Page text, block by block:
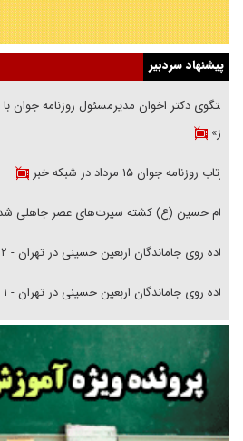
پیشنهاد سردبیر
گفتگوی دکتر اخوان مدیرمسئول روزنامه جوان با
هرمز»
بازتاب روزنامه جوان ۱۵ مرداد در شبکه خبر
امام حسین (ع) کشته سیرت‌های عصر جاهلی
پیاده روی جاماندگان اربعین حسینی در تهران - ۲
پیاده روی جاماندگان اربعین حسینی در تهران - ۱
فریاد‌ها و ناله‌های دوستان مبارزدلم را آتش می‌زد
تغییر رویه دشمن در ترور از شیخ فضل‌الله تا
خرید قسطی اولش خنده و آخرش گریه است!